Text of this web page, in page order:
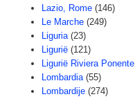
Lazio, Rome (146)
Le Marche (249)
Liguria (23)
Ligurië (121)
Ligurië Riviera Ponente
Lombardia (55)
Lombardije (274)